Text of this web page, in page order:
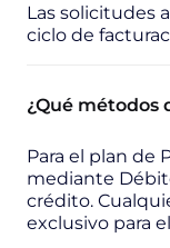
Las solicitudes
ciclo de
¿Qué métodos
Para el plan de
mediante
crédito.
exclusivo para